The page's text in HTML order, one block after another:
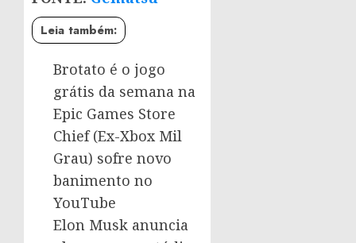
Leia também:
Brotato é o jogo
grátis da semana na
Epic Games Store
Chief (Ex-Xbox Mil
Grau) sofre novo
banimento no
YouTube
Elon Musk anuncia